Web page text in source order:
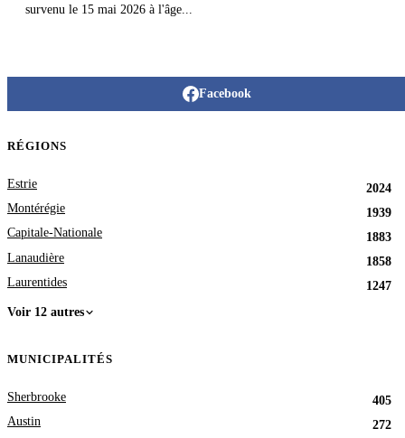
survenu le 15 mai 2026 à l'âge...
Facebook
RÉGIONS
Estrie
2024
Montérégie
1939
Capitale-Nationale
1883
Lanaudière
1858
Laurentides
1247
Voir 12 autres
MUNICIPALITÉS
Sherbrooke
405
Austin
272